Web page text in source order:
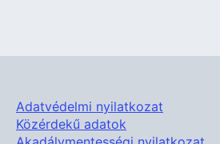
Adatvédelmi nyilatkozat
Közérdekű adatok